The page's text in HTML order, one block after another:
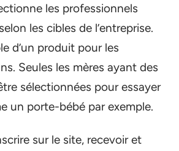
les professionnels
les cibles de l’entreprise.
d’un produit pour les
Seules les mères ayant des
sélectionnées pour essayer
un porte-bébé par exemple.
sur le site, recevoir et